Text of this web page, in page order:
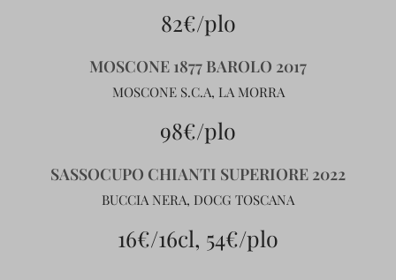
82€/plo
MOSCONE 1877 BAROLO 2017
MOSCONE S.C.A, LA MORRA
98€/plo
SASSOCUPO CHIANTI SUPERIORE 2022
BUCCIA NERA, DOCG TOSCANA
16€/16cl, 54€/plo